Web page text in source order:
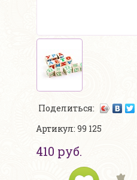
Поделиться:
Артикул: 99 125
410 руб.